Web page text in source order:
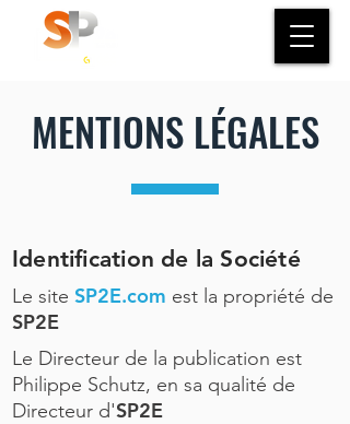
MENTIONS LÉGALES
Identification de la Société
Le site SP2E.com est la propriété de
SP2E
Le Directeur de la publication est
Philippe Schutz, en sa qualité de
Directeur d'SP2E